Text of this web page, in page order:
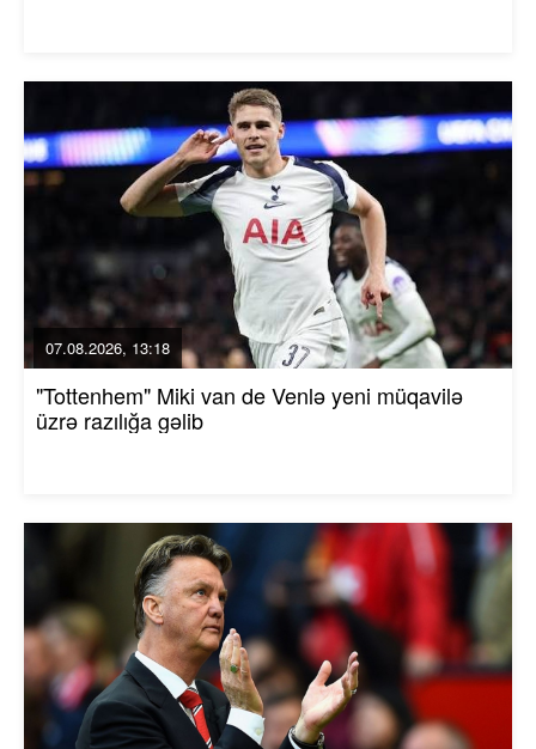
07.08.2026, 13:18
"Tottenhem" Miki van de Venlə yeni müqavilə
üzrə razılığa gəlib